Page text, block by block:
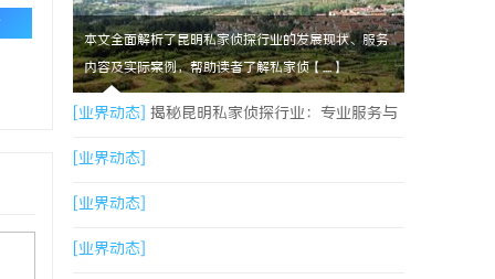
本文全面解析了昆明私家侦探行业的发展现状、服务
内容及实际案例，帮助读者了解私家侦【....】
[业界动态] 揭秘昆明私家侦探行业：专业服务与
实际案例分析
[业界动态]
[业界动态]
[业界动态]